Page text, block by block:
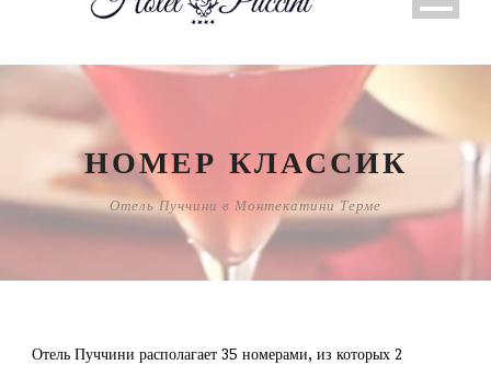
ГОСТЕПРИИМСТВО
НОМЕРА
ТАРИФЫ
НОМЕР КЛАССИК
Отель Пуччини в Монтекатини Терме
Отель Пуччини располагает 35 номерами, из которых 2